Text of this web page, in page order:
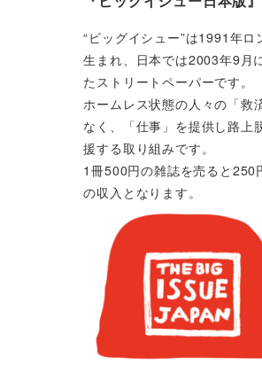
“ビッグイシュー”は1991年ロ
生まれ、日本では2003年9月
たストリートペーパーです。
ホームレス状態の人々の「救
なく、「仕事」を提供し路上
援する取り組みです。
1冊500円の雑誌を売ると250
の収入となります。